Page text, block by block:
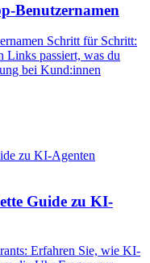
Benutzernamen
Schritt für Schritt:
Links passiert, was du
bei Kund:innen
Guide zu KI-
Erfahren Sie, wie KI-